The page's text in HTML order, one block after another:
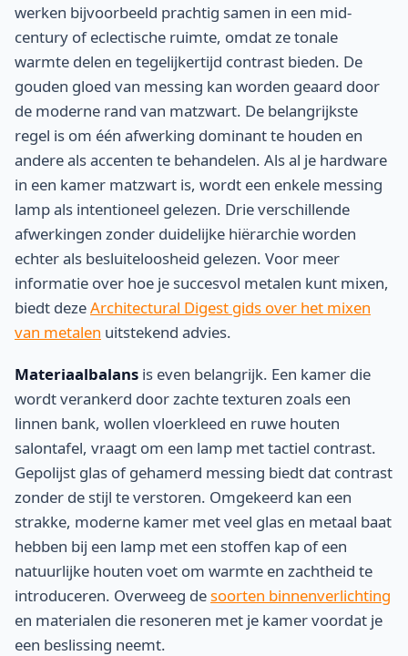
werken bijvoorbeeld prachtig samen in een mid-
century of eclectische ruimte, omdat ze tonale
warmte delen en tegelijkertijd contrast bieden. De
gouden gloed van messing kan worden geaard door
de moderne rand van matzwart. De belangrijkste
regel is om één afwerking dominant te houden en
andere als accenten te behandelen. Als al je hardware
in een kamer matzwart is, wordt een enkele messing
lamp als intentioneel gelezen. Drie verschillende
afwerkingen zonder duidelijke hiërarchie worden
echter als besluiteloosheid gelezen. Voor meer
informatie over hoe je succesvol metalen kunt mixen,
biedt dezeArchitectural Digest gids over het mixen
van metalen uitstekend advies.
Materiaalbalans is even belangrijk. Een kamer die
wordt verankerd door zachte texturen zoals een
linnen bank, wollen vloerkleed en ruwe houten
salontafel, vraagt om een lamp met tactiel contrast.
Gepolijst glas of gehamerd messing biedt dat contrast
zonder de stijl te verstoren. Omgekeerd kan een
strakke, moderne kamer met veel glas en metaal baat
hebben bij een lamp met een stoffen kap of een
natuurlijke houten voet om warmte en zachtheid te
introduceren. Overweeg desoorten binnenverlichting
en materialen die resoneren met je kamer voordat je
een beslissing neemt.